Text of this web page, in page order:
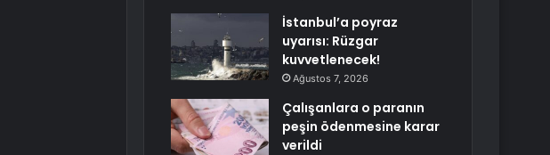
İstanbul’a poyraz
uyarısı: Rüzgar
kuvvetlenecek!
Ağustos 7, 2026
Çalışanlara o paranın
peşin ödenmesine karar
verildi